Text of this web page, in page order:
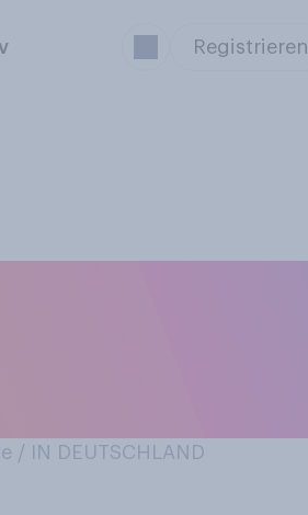
Registrieren
/ IN DEUTSCHLAND